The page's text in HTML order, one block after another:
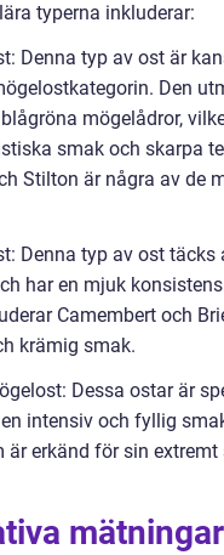
typerna inkluderar:
Denna typ av ost är
Den
mögelådror,
smak och skarpa
Stilton är några av de
Denna typ av ost täcks
har en mjuk
Camembert och
krämig smak.
Dessa ostar är
intensiv och fyllig
är erkänd för sin